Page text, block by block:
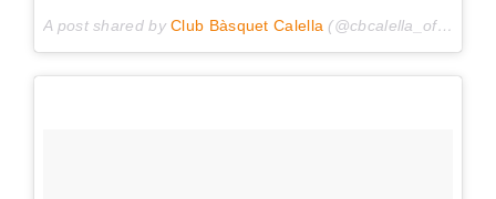
A post shared byClub Bàsquet Calella (@cbcalella_oficial) on